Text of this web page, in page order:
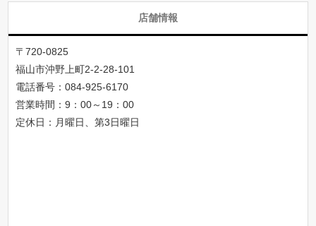
店舗情報
〒720-0825
福山市沖野上町2-2-28-101
電話番号：084-925-6170
営業時間：9：00～19：00
定休日：月曜日、第3日曜日